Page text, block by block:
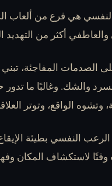
هي فرع من ألعاب
أكثر من التهديد
الصدمات المفاجئة، تبني
والشك. وغالبًا ما
الواقع، وتوتر
النفسي بطيئة
وقتًا لاستكشاف المكان